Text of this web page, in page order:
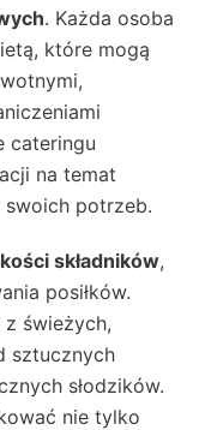
. Każda osoba
które mogą
cateringu
na temat
potrzeb.
składników,
posiłków.
świeżych,
sztucznych
słodzików.
nie tylko